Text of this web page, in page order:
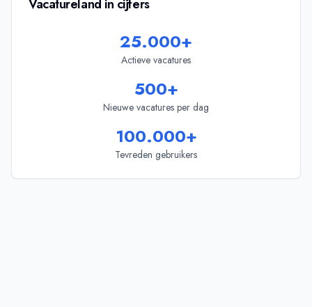
Vacatureland in cijfers
25.000+
Actieve vacatures
500+
Nieuwe vacatures per dag
100.000+
Tevreden gebruikers